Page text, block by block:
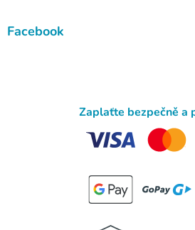
Facebook
Zaplaťte bezpečně a